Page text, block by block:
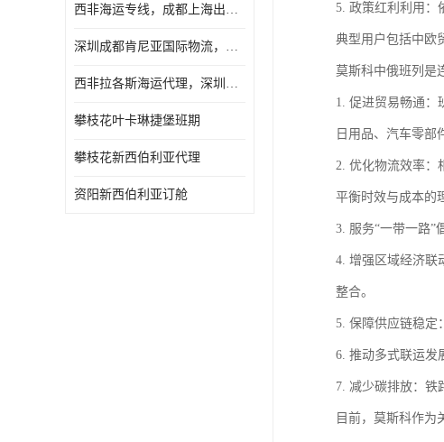
西非海运专线，成都上海出口纳米比亚海运
深圳成都肯尼亚国际物流，成都非洲物流公司
西非拉各斯海运代理，深圳成都拉各斯海运
攀枝花叶卡琳捷堡班期
攀枝花新西伯利亚代理
资阳新西伯利亚订舱
5. 政策红利利用：
典型用户包括中欧
莫斯科中俄班列是
1. 促进贸易畅通：
日用品、汽车零部
2. 优化物流效率：
平衡时效与成本的
3. 服务“一带一路”
4. 增强区域经济联
整合。
5. 保障供应链稳定
6. 推动多式联运发
7. 减少碳排放：铁
目前，莫斯科作为